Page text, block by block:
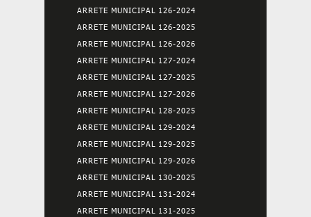
ARRETE MUNICIPAL 126-2024
ARRETE MUNICIPAL 126-2025
ARRETE MUNICIPAL 126-2026
ARRETE MUNICIPAL 127-2024
ARRETE MUNICIPAL 127-2025
ARRETE MUNICIPAL 127-2026
ARRETE MUNICIPAL 128-2025
ARRETE MUNICIPAL 129-2024
ARRETE MUNICIPAL 129-2025
ARRETE MUNICIPAL 129-2026
ARRETE MUNICIPAL 130-2025
ARRETE MUNICIPAL 131-2024
ARRETE MUNICIPAL 131-2025